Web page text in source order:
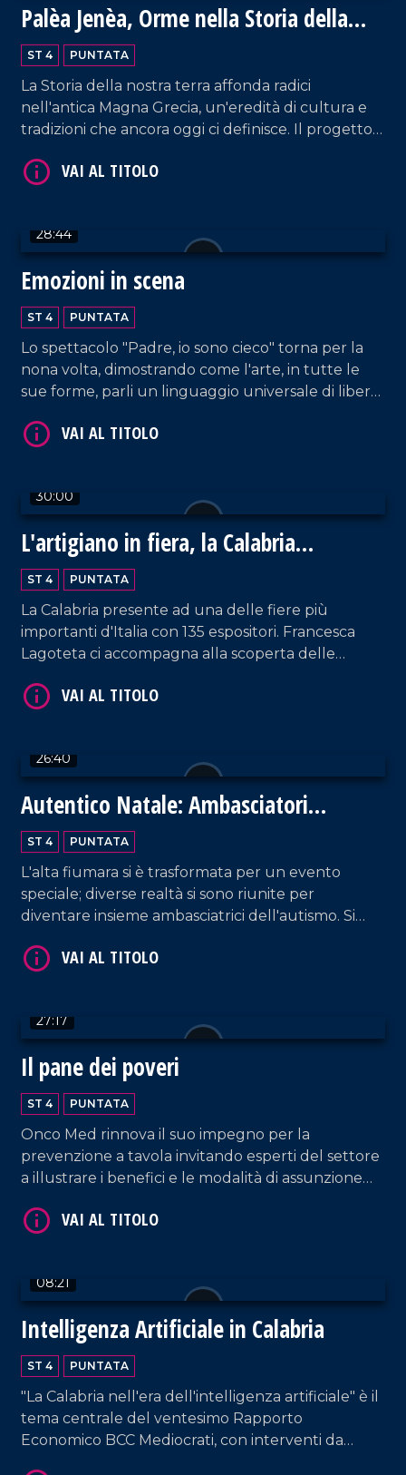
Palèa Jenèa, Orme nella Storia della
Calabria Greca
ST 4 PUNTATA
La Storia della nostra terra affonda radici
nell'antica Magna Grecia, un'eredità di cultura e
tradizioni che ancora oggi ci definisce. Il progetto
profondo, coinvolgendo tutte le scuole di Reggio
28:44
Emozioni in scena
ST 4 PUNTATA
Lo spettacolo "Padre, io sono cieco" torna per la
nona volta, dimostrando come l'arte, in tutte le
sue forme, parli un linguaggio universale di libertà
30:00
L'artigiano in fiera, la Calabria
protagonista a Milano
ST 4 PUNTATA
La Calabria presente ad una delle fiere più
importanti d'Italia con 135 espositori. Francesca
Lagoteta ci accompagna alla scoperta delle
primario e secondario del territorio, tra gli ospiti
passato e futuro che ha uno sguardo rivolto verso
il progresso.
VAI AL TITOLO
26:40
Autentico Natale: Ambasciatori
dell'Autismo
ST 4 PUNTATA
L'alta fiumara si è trasformata per un evento
speciale; diverse realtà si sono riunite per
diventare insieme ambasciatrici dell'autismo. Si
voce ad ogni bisbiglio.
VAI AL TITOLO
27:17
Il pane dei poveri
ST 4 PUNTATA
Onco Med rinnova il suo impegno per la
prevenzione a tavola invitando esperti del settore
a illustrare i benefici e le modalità di assunzione
08:21
Intelligenza Artificiale in Calabria
ST 4 PUNTATA
"La Calabria nell'era dell'intelligenza artificiale" è il
tema centrale del ventesimo Rapporto
Economico BCC Mediocrati, con interventi da
VAI AL TITOLO
VAI AL TITOLO